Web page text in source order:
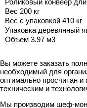
Роликовый конвеер
Вес 200 кг
Вес с упаковкой 410 кг
Упаковка деревянный
Объем 3.97 м3
Вы можете заказать
необходимый для
оптимально просчитан
техническим и
Мы производим шеф-